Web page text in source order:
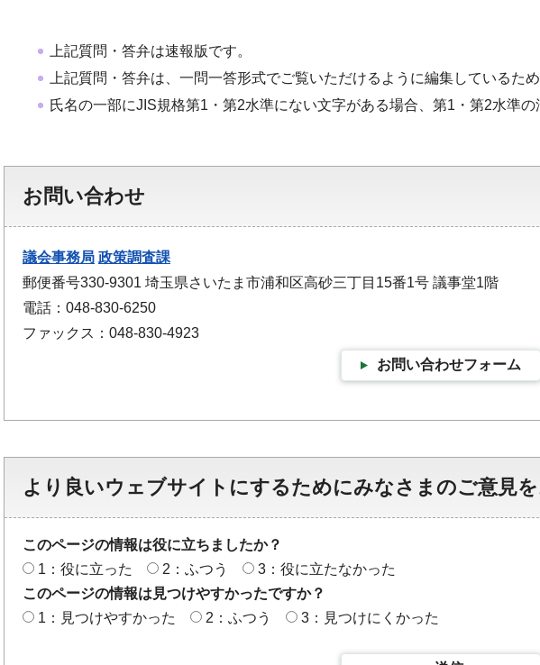
上記質問・答弁は速報版です。
上記質問・答弁は、一問一答形式でご覧いただけるように編集しているた
氏名の一部にJIS規格第1・第2水準にない文字がある場合、第1・第2水準の
お問い合わせ
議会事務局 政策調査課
郵便番号330-9301 埼玉県さいたま市浦和区高砂三丁目15番1号 議事堂1階
電話：048-830-6250
ファックス：048-830-4923
お問い合わせフォーム
より良いウェブサイトにするためにみなさまのご意見
このページの情報は役に立ちましたか？
1：役に立った
2：ふつう
3：役に立たなかった
このページの情報は見つけやすかったですか？
1：見つけやすかった
2：ふつう 3：見つけにくかった